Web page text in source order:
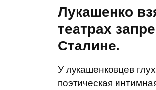
Лукашенко
театрах
Сталине.
У лукашенковцев
поэтическая